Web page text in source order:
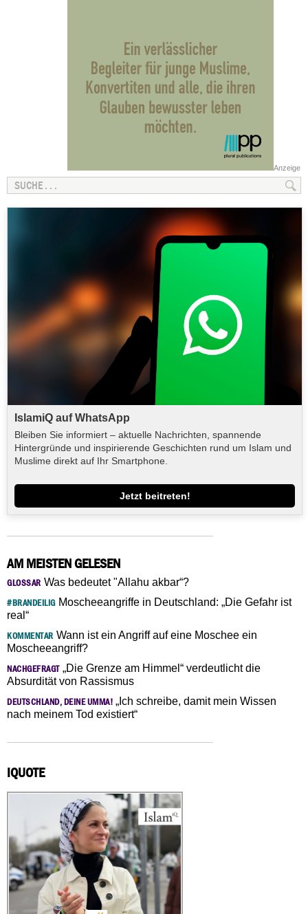
Anzeige
IslamiQ auf WhatsApp
Bleiben Sie informiert – aktuelle Nachrichten, spannende
Hintergründe und inspirierende Geschichten rund um Islam und
Muslime direkt auf Ihr Smartphone.
Jetzt beitreten!
AM MEISTEN GELESEN
GLOSSAR Was bedeutet "Allahu akbar“?
#BRANDEILIGMoscheeangriffe in Deutschland: „Die Gefahr ist
real“
KOMMENTAR Wann ist ein Angriff auf eine Moschee ein
Moscheeangriff?
NACHGEFRAGT„Die Grenze am Himmel“ verdeutlicht die
Absurdität von Rassismus
DEUTSCHLAND, DEINE UMMA! „Ich schreibe, damit mein Wissen
nach meinem Tod existiert“
IQUOTE